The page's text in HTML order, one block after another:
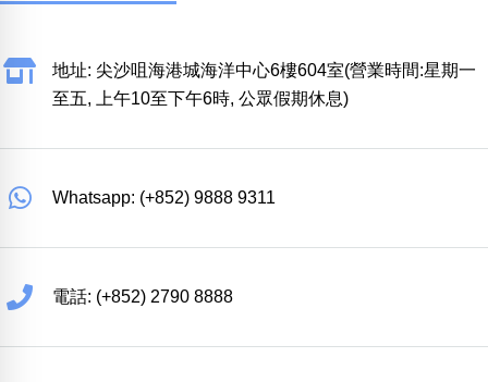
地址: 尖沙咀海港城海洋中心6樓604室(營業時間:星期一
至五, 上午10至下午6時, 公眾假期休息)
Whatsapp: (+852) 9888 9311
電話: (+852) 2790 8888